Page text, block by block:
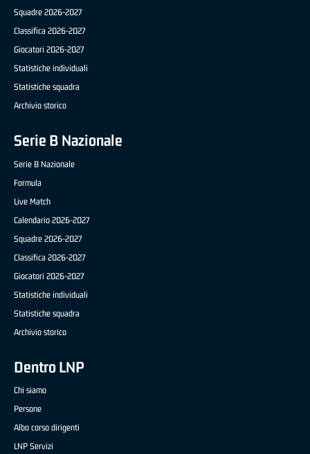
Squadre 2026-2027
Classifica 2026-2027
Giocatori 2026-2027
Statistiche individuali
Statistiche squadra
Archivio storico
Serie B Nazionale
Serie B Nazionale
Formula
Live Match
Calendario 2026-2027
Squadre 2026-2027
Classifica 2026-2027
Giocatori 2026-2027
Statistiche individuali
Statistiche squadra
Archivio storico
Dentro LNP
Chi siamo
Persone
Albo corso dirigenti
LNP Servizi